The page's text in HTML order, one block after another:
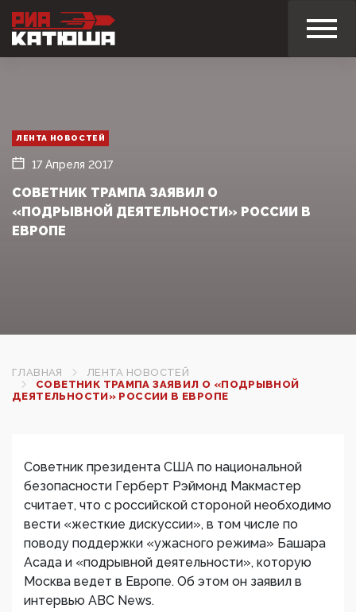
ЛЕНТА НОВОСТЕЙ
17 Апреля 2017
СОВЕТНИК ТРАМПА ЗАЯВИЛ О
«ПОДРЫВНОЙ ДЕЯТЕЛЬНОСТИ» РОССИИ В
ЕВРОПЕ‍
ГЛАВНАЯ
ЛЕНТА НОВОСТЕЙ
СОВЕТНИК ТРАМПА ЗАЯВИЛ О «ПОДРЫВНОЙ
ДЕЯТЕЛЬНОСТИ» РОССИИ В ЕВРОПЕ‍
Советник президента США по национальной
безопасности​ Герберт Рэймонд Макмастер
считает, что с российской стороной необходимо
вести «жесткие дискуссии», в том числе по
поводу поддержки «ужасного режима» Башара
Асада и «подрывной деятельности», которую
Москва ведет в Европе. Об этом он заявил в
интервью ABC News.